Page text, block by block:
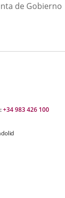
de Gobierno
+34 983 426 100